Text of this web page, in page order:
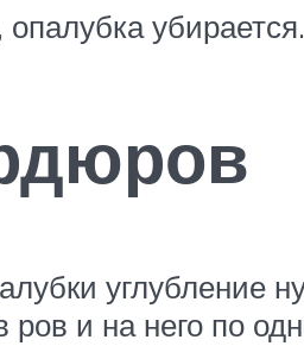
убирается.
углубление
ров и на него по